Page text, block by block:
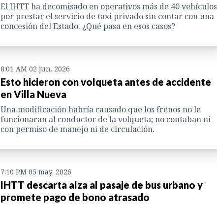
El IHTT ha decomisado en operativos más de 40 vehículos
por prestar el servicio de taxi privado sin contar con una
concesión del Estado. ¿Qué pasa en esos casos?
8:01 AM 02 jun. 2026
Esto hicieron con volqueta antes de accidente
en Villa Nueva
Una modificación habría causado que los frenos no le
funcionaran al conductor de la volqueta; no contaban ni
con permiso de manejo ni de circulación.
7:10 PM 05 may. 2026
IHTT descarta alza al pasaje de bus urbano y
promete pago de bono atrasado